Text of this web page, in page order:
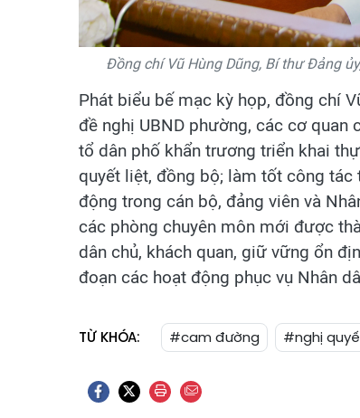
Đồng chí Vũ Hùng Dũng, Bí thư Đảng
Phát biểu bế mạc kỳ họp, đồng chí
đề nghị UBND phường, các cơ
tổ dân phố khẩn trương triển khai
quyết liệt, đồng bộ; làm tốt công tác
động trong cán bộ, đảng viên và
các phòng chuyên môn mới được
dân chủ, khách quan, giữ vững ổn
đoạn các hoạt động phục vụ Nhân
TỪ KHÓA: #cam đường #nghị